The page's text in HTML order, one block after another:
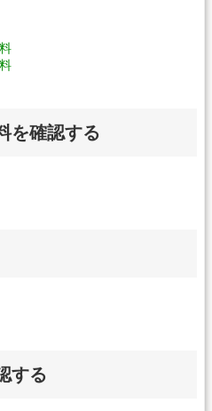
を確認する
する